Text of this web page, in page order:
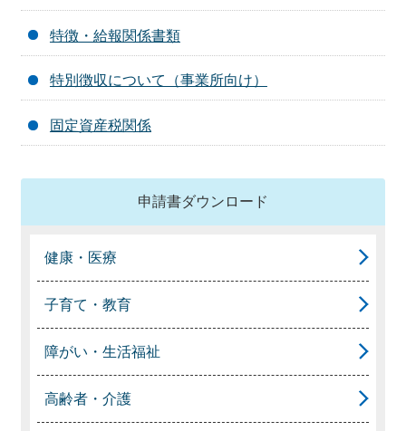
特徴・給報関係書類
特別徴収について（事業所向け）
固定資産税関係
申請書ダウンロード
健康・医療
子育て・教育
障がい・生活福祉
高齢者・介護